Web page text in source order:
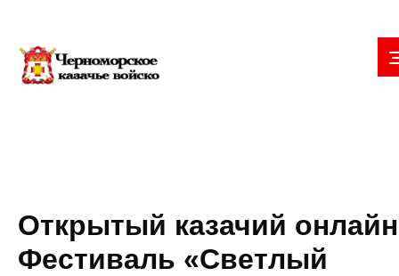
Открытый казачий онлайн
Фестиваль «Светлый